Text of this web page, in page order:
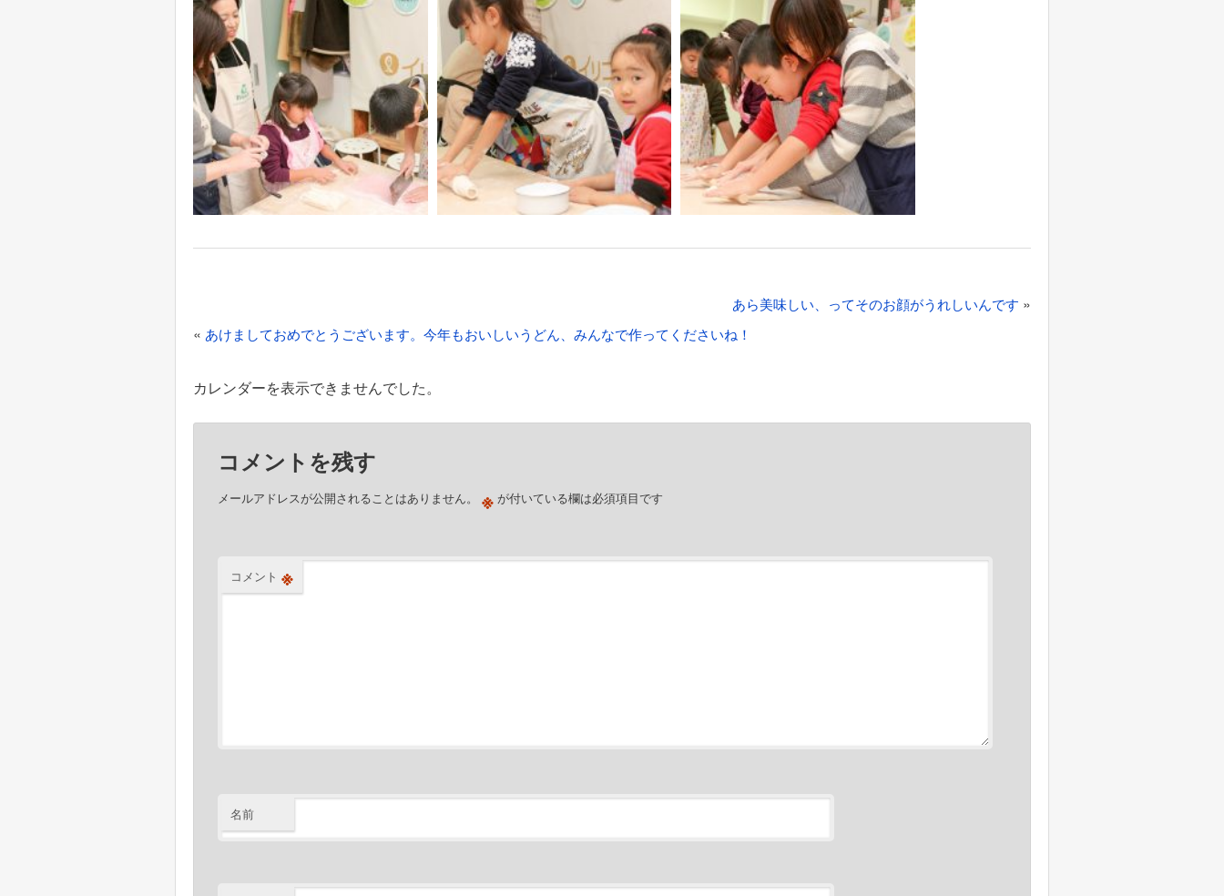
稿
ビ
あら美味しい、ってそのお顔がうれしいんです »
« あけましておめでとうございます。今年もおいしいうどん、みんなで作ってくださいね！
カレンダーを表示できませんでした。
コメントを残す
メールアドレスが公開されることはありません。 ※ が付いている欄は必須項目です
コメント ※
名前